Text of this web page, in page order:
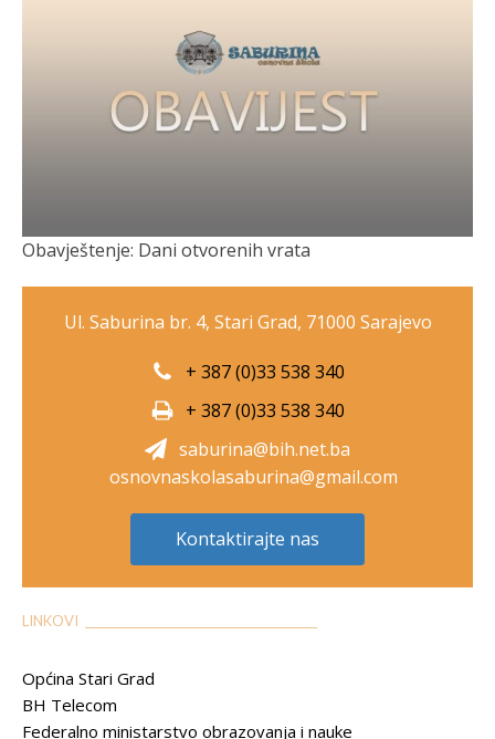
Obavještenje: Dani otvorenih vrata
Ul. Saburina br. 4, Stari Grad, 71000 Sarajevo
+ 387 (0)33 538 340
+ 387 (0)33 538 340
saburina@bih.net.ba
osnovnaskolasaburina@gmail.com
Kontaktirajte nas
LINKOVI __________________________________________
Općina Stari Grad
BH Telecom
Federalno ministarstvo obrazovanja i nauke